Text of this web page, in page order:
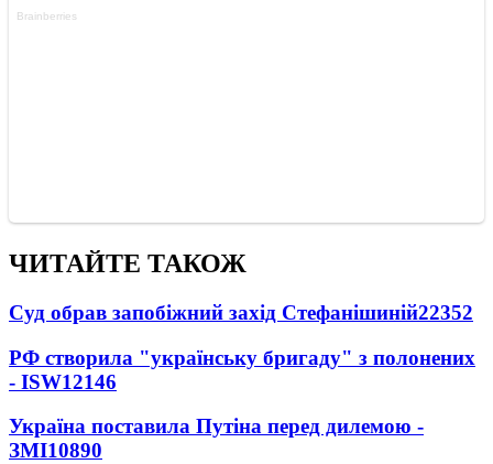
ЧИТАЙТЕ ТАКОЖ
Суд обрав запобіжний захід Стефанішиній22352
РФ створила "українську бригаду" з полонених
- ISW12146
Україна поставила Путіна перед дилемою -
ЗМІ10890